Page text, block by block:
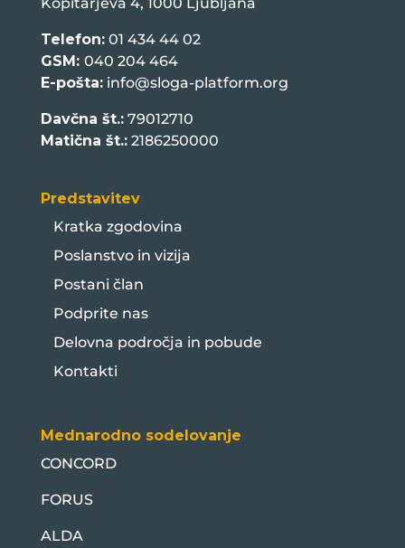
Kopitarjeva 4, 1000 Ljubljana
Telefon:01 434 44 02
GSM: 040 204 464
E-pošta: info@sloga-platform.org
Davčna št.:79012710
Matična št.:2186250000
Predstavitev
Kratka zgodovina
Poslanstvo in vizija
Postani član
Podprite nas
Delovna področja in pobude
Kontakti
Mednarodno sodelovanje
CONCORD
FORUS
ALDA